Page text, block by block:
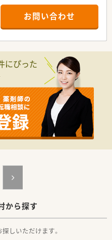
お問い合わせ
にぴった
から探す
しいただけます。